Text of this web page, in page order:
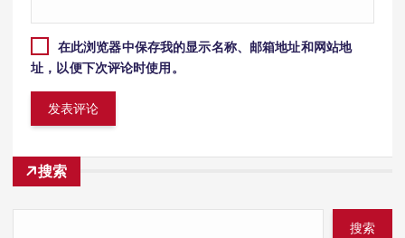
在此浏览器中保存我的显示名称、邮箱地址和网站地
址，以便下次评论时使用。
搜索
搜索